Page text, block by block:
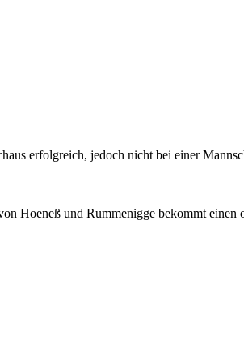
erfolgreich, jedoch nicht bei einer
Hoeneß und Rummenigge bekommt einen